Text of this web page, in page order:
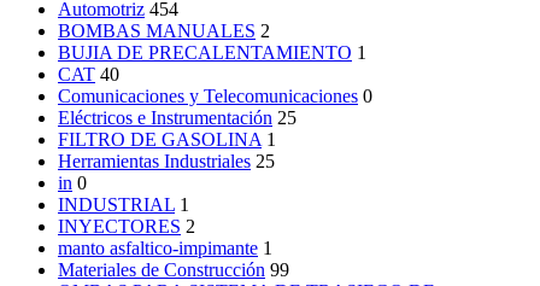
Automotriz 454
BOMBAS MANUALES 2
BUJIA DE PRECALENTAMIENTO 1
CAT 40
Comunicaciones y Telecomunicaciones 0
Eléctricos e Instrumentación 25
FILTRO DE GASOLINA 1
Herramientas Industriales 25
in 0
INDUSTRIAL 1
INYECTORES 2
manto asfaltico-impimante 1
Materiales de Construcción 99